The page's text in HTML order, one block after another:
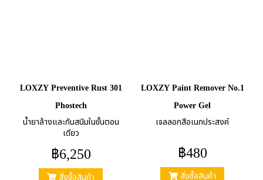
LOXZY Preventive Rust 301
Phostech
น้ำยาล้างและกันสนิมในขั้นตอน
เดียว
฿6,250
สั่งซื้อสินค้า
LOXZY Paint Remover No.1
Power Gel
เจลลอกสีอเนกประสงค์
฿480
สั่งซื้อสินค้า